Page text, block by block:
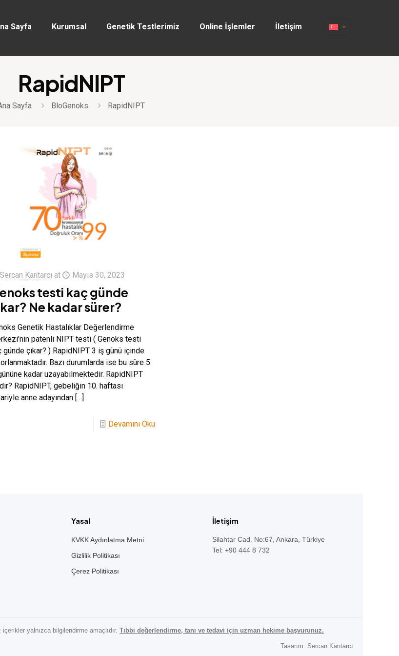
Sayfa Kurumsal Genetik Testlerimiz Online İşlemler İletişim
RapidNIPT
Sayfa BloGenoks RapidNIPT
Sercan Kantarcı at Mayıs 30, 2023
testi kaç günde
Ne kadar sürer?
Genetik Hastalıklar Değerlendirme
patenli NIPT testi ( Genoks testi
günde çıkar? ) RapidNIPT 3 iş günü içinde
Bazı durumlarda ise bu süre 5
kadar uzayabilmektedir. RapidNIPT
RapidNIPT, gebeliğin 10. haftası
anne adayından[…]
Devamını Oku
Yasal
KVKK Aydınlatma Metni
Gizlilik Politikası
Çerez Politikası
İletişim
Silahtar Cad. No:67, Ankara, Türkiye
Tel: +90 444 8 732
yalnızca bilgilendirme amaçlıdır. Tıbbi değerlendirme, tanı ve tedavi için uzman hekime başvurunuz.
Tasarım: Sercan Kantarcı